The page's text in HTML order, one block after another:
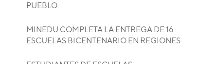
PUEBLO
MINEDU COMPLETA LA ENTREGA DE 16
ESCUELAS BICENTENARIO EN REGIONES